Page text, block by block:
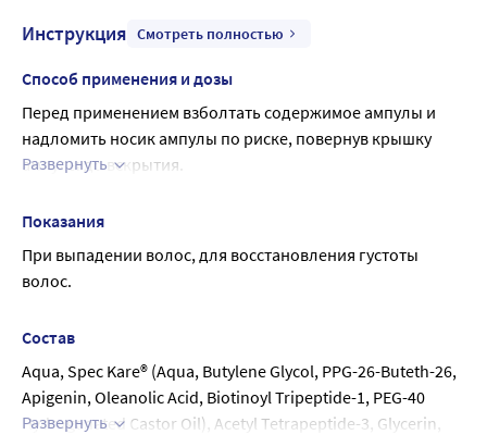
Инструкция Смотреть полностью
Способ применения и дозы
Перед применением взболтать содержимое ампулы и
надломить носик ампулы по риске, повернув крышку
ампулы до вскрытия.
кожу проблемной области волосистой части головы в
Количество лосьона на 1 применение зависит от
на этикетке ампулы показывает объем дозы на 1
применение. 1 ампула содержит 5 мл - на 2 применения.)
После нанесения лосьона помассировать голову легкими
движениями.
Развернуть
Показания
При выпадении волос, для восстановления густоты
волос.
Состав
Aqua, Spec Kare® (Aqua, Butylene Glycol, PPG-26-Buteth-26,
Apigenin, Oleanolic Acid, Biotinoyl Tripeptide-1, PEG-40
Hydrogenated Castor Oil), Acetyl Tetrapeptide-3, Glycerin,
Развернуть